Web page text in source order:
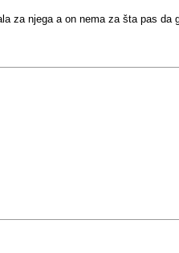
za njega a on nema za šta pas da